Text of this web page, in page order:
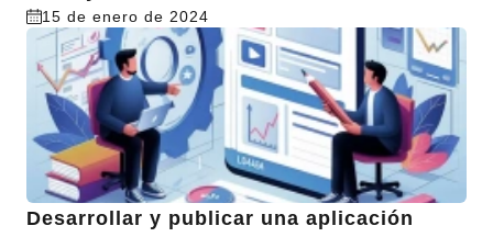
15 de enero de 2024
Desarrollar y publicar una aplicación